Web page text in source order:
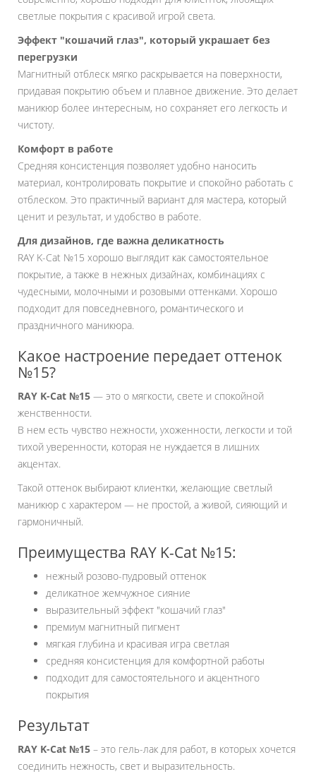
светлые покрытия с красивой игрой света.
Эффект "кошачий глаз", который украшает без
перегрузки
Магнитный отблеск мягко раскрывается на поверхности,
придавая покрытию объем и плавное движение. Это делает
маникюр более интересным, но сохраняет его легкость и
чистоту.
Комфорт в работе
Средняя консистенция позволяет удобно наносить
материал, контролировать покрытие и спокойно работать с
отблеском. Это практичный вариант для мастера, который
ценит и результат, и удобство в работе.
Для дизайнов, где важна деликатность
RAY K-Cat №15 хорошо выглядит как самостоятельное
покрытие, а также в нежных дизайнах, комбинациях с
чудесными, молочными и розовыми оттенками. Хорошо
подходит для повседневного, романтического и
праздничного маникюра.
Какое настроение передает оттенок
№15?
RAY K-Cat №15 — это о мягкости, свете и спокойной
женственности.
В нем есть чувство нежности, ухоженности, легкости и той
тихой уверенности, которая не нуждается в лишних
акцентах.
Такой оттенок выбирают клиентки, желающие светлый
маникюр с характером — не простой, а живой, сияющий и
гармоничный.
Преимущества RAY K-Cat №15:
нежный розово-пудровый оттенок
деликатное жемчужное сияние
выразительный эффект "кошачий глаз"
премиум магнитный пигмент
мягкая глубина и красивая игра светлая
средняя консистенция для комфортной работы
подходит для самостоятельного и акцентного
покрытия
Результат
RAY K-Cat №15 – это гель-лак для работ, в которых хочется
соединить нежность, свет и выразительность.